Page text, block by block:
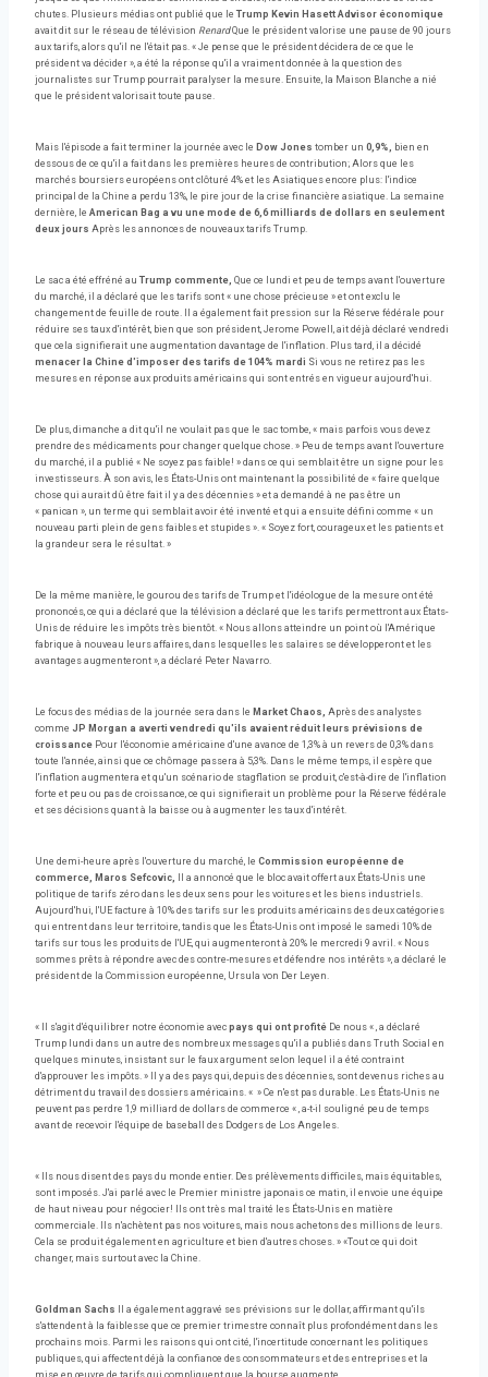
chutes. Plusieurs médias ont publié que leTrump Kevin Hasett Advisor économique
avait dit sur le réseau de télévision RenardQue le président valorise une pause de 90 jours
aux tarifs, alors qu'il ne l'était pas. « Je pense que le président décidera de ce que le
président va décider », a été la réponse qu'il a vraiment donnée à la question des
journalistes sur Trump pourrait paralyser la mesure. Ensuite, la Maison Blanche a nié
que le président valorisait toute pause.
Mais l'épisode a fait terminer la journée avec le Dow Jones tomber un 0,9%, bien en
dessous de ce qu'il a fait dans les premières heures de contribution; Alors que les
marchés boursiers européens ont clôturé 4% et les Asiatiques encore plus: l'indice
principal de la Chine a perdu 13%, le pire jour de la crise financière asiatique. La semaine
dernière, le American Bag a vu une mode de 6,6 milliards de dollars en seulement
deux jours Après les annonces de nouveaux tarifs Trump.
Le sac a été effréné auTrump commente, Que ce lundi et peu de temps avant l'ouverture
du marché, il a déclaré que les tarifs sont « une chose précieuse » et ont exclu le
changement de feuille de route. Il a également fait pression sur la Réserve fédérale pour
réduire ses taux d'intérêt, bien que son président, Jerome Powell, ait déjà déclaré vendredi
que cela signifierait une augmentation davantage de l'inflation. Plus tard, il a décidé
menacer la Chine d'imposer des tarifs de 104% mardi Si vous ne retirez pas les
mesures en réponse aux produits américains qui sont entrés en vigueur aujourd'hui.
De plus, dimanche a dit qu'il ne voulait pas que le sac tombe, « mais parfois vous devez
prendre des médicaments pour changer quelque chose. » Peu de temps avant l'ouverture
du marché, il a publié « Ne soyez pas faible! » dans ce qui semblait être un signe pour les
investisseurs. À son avis, les États-Unis ont maintenant la possibilité de « faire quelque
chose qui aurait dû être fait il y a des décennies » et a demandé à ne pas être un
« panican », un terme qui semblait avoir été inventé et qui a ensuite défini comme « un
nouveau parti plein de gens faibles et stupides ». « Soyez fort, courageux et les patients et
la grandeur sera le résultat. »
De la même manière, le gourou des tarifs de Trump et l'idéologue de la mesure ont été
prononcés, ce qui a déclaré que la télévision a déclaré que les tarifs permettront aux États-
Unis de réduire les impôts très bientôt. « Nous allons atteindre un point où l'Amérique
fabrique à nouveau leurs affaires, dans lesquelles les salaires se développeront et les
avantages augmenteront », a déclaré Peter Navarro.
Le focus des médias de la journée sera dans le Market Chaos, Après des analystes
comme JP Morgan a averti vendredi qu'ils avaient réduit leurs prévisions de
croissance Pour l'économie américaine d'une avance de 1,3% à un revers de 0,3% dans
toute l'année, ainsi que ce chômage passera à 5,3%. Dans le même temps, il espère que
l'inflation augmentera et qu'un scénario de stagflation se produit, c'est-à-dire de l'inflation
forte et peu ou pas de croissance, ce qui signifierait un problème pour la Réserve fédérale
et ses décisions quant à la baisse ou à augmenter les taux d'intérêt.
Une demi-heure après l'ouverture du marché, le Commission européenne de
commerce, Maros Sefcovic, Il a annoncé que le bloc avait offert aux États-Unis une
politique de tarifs zéro dans les deux sens pour les voitures et les biens industriels.
Aujourd'hui, l'UE facture à 10% des tarifs sur les produits américains des deux catégories
qui entrent dans leur territoire, tandis que les États-Unis ont imposé le samedi 10% de
tarifs sur tous les produits de l'UE, qui augmenteront à 20% le mercredi 9 avril. « Nous
sommes prêts à répondre avec des contre-mesures et défendre nos intérêts », a déclaré le
président de la Commission européenne, Ursula von Der Leyen.
« Il s'agit d'équilibrer notre économie avec pays qui ont profité De nous « , a déclaré
Trump lundi dans un autre des nombreux messages qu'il a publiés dans Truth Social en
quelques minutes, insistant sur le faux argument selon lequel il a été contraint
d'approuver les impôts. » Il y a des pays qui, depuis des décennies, sont devenus riches au
détriment du travail des dossiers américains. « » Ce n'est pas durable. Les États-Unis ne
peuvent pas perdre 1,9 milliard de dollars de commerce « , a-t-il souligné peu de temps
avant de recevoir l'équipe de baseball des Dodgers de Los Angeles.
« Ils nous disent des pays du monde entier. Des prélèvements difficiles, mais équitables,
sont imposés. J'ai parlé avec le Premier ministre japonais ce matin, il envoie une équipe
de haut niveau pour négocier! Ils ont très mal traité les États-Unis en matière
commerciale. Ils n'achètent pas nos voitures, mais nous achetons des millions de leurs.
Cela se produit également en agriculture et bien d'autres choses. » «Tout ce qui doit
changer, mais surtout avec la Chine.
Goldman Sachs Il a également aggravé ses prévisions sur le dollar, affirmant qu'ils
s'attendent à la faiblesse que ce premier trimestre connaît plus profondément dans les
prochains mois. Parmi les raisons qui ont cité, l'incertitude concernant les politiques
publiques, qui affectent déjà la confiance des consommateurs et des entreprises et la